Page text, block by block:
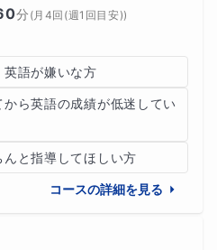
分 (月4回(週1回目安))
英語が嫌いな方
ら英語の成績が低迷してい
と指導してほしい方
コースの詳細を見る